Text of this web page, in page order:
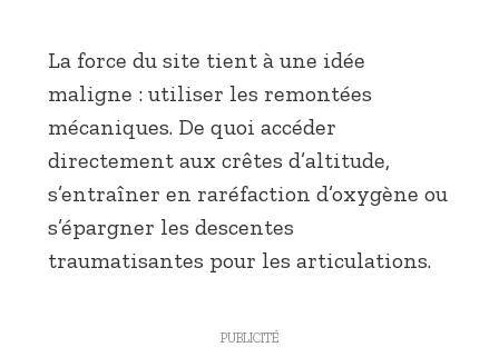
La force du site tient à une idée
maligne : utiliser les remontées
mécaniques. De quoi accéder
directement aux crêtes d’altitude,
s’entraîner en raréfaction d’oxygène ou
s’épargner les descentes
traumatisantes pour les articulations.
PUBLICITÉ